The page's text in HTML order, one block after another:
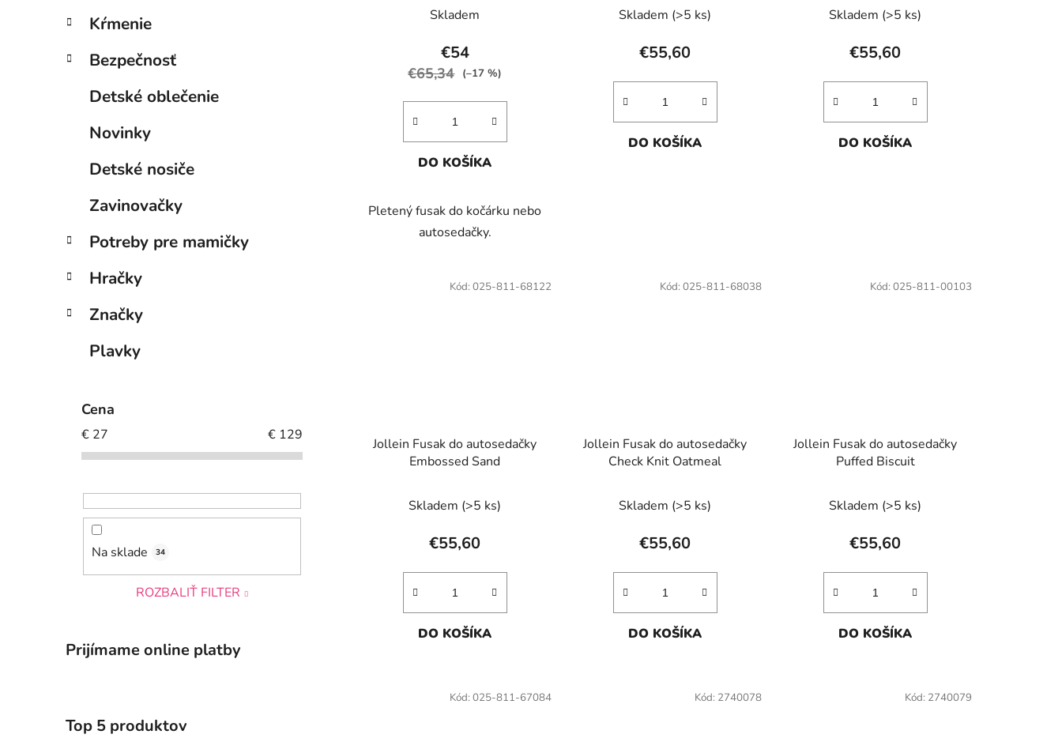
Kŕmenie
Bezpečnosť
Detské oblečenie
Novinky
Detské nosiče
Zavinovačky
Potreby pre mamičky
Hračky
Značky
Plavky
Cena
€ 27 € 129
Na sklade 34
ROZBALIŤ FILTER
Prijímame online platby
Top 5 produktov
Skladem
€54
€65,34 (–17 %)
DO KOŠÍKA
Pletený fusak do kočárku nebo
autosedačky.
Skladem (>5 ks)
€55,60
DO KOŠÍKA
Skladem (>5 ks)
€55,60
DO KOŠÍKA
Jollein Fusak do autosedačky
Embossed Sand
Skladem (>5 ks)
€55,60
DO KOŠÍKA
Kód: 025-811-68122
Jollein Fusak do autosedačky
Check Knit Oatmeal
Skladem (>5 ks)
€55,60
DO KOŠÍKA
Kód: 025-811-68038
Jollein Fusak do autosedačky
Puffed Biscuit
Skladem (>5 ks)
€55,60
DO KOŠÍKA
Kód: 025-811-00103
Kód: 025-811-67084 Kód: 2740078 Kód: 2740079